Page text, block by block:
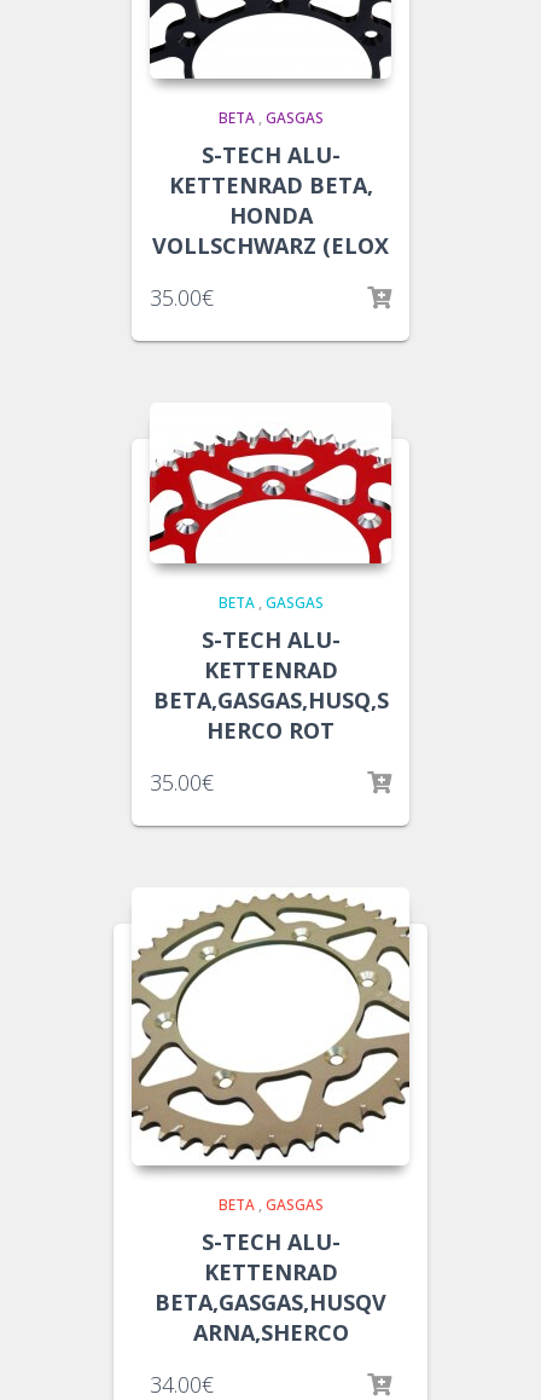
BETA, GASGAS
S-TECH ALU-
KETTENRAD BETA,
HONDA
VOLLSCHWARZ (ELOX
35.00€
BETA, GASGAS
S-TECH ALU-
KETTENRAD
BETA,GASGAS,HUSQ,S
HERCO ROT
35.00€
BETA, GASGAS
S-TECH ALU-
KETTENRAD
BETA,GASGAS,HUSQV
ARNA,SHERCO
34.00€